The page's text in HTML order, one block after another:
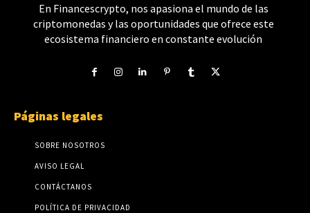
En Financescrypto, nos apasiona el mundo de las
criptomonedas y las oportunidades que ofrece este
ecosistema financiero en constante evolución
Páginas legales
SOBRE NOSOTROS
AVISO LEGAL
CONTÁCTANOS
POLÍTICA DE PRIVACIDAD